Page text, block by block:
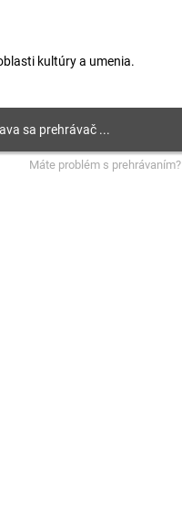
kultúry a umenia.
Máte problém s prehrávaním?